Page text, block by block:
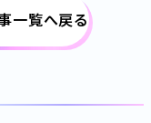
一覧へ戻る